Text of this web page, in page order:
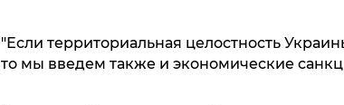
"Если территориальная целостность
то мы введем также и экономические